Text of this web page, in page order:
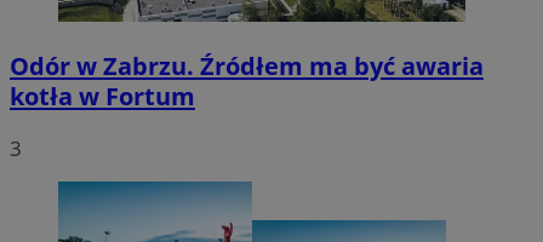
Odór w Zabrzu. Źródłem ma być awaria
kotła w Fortum
3